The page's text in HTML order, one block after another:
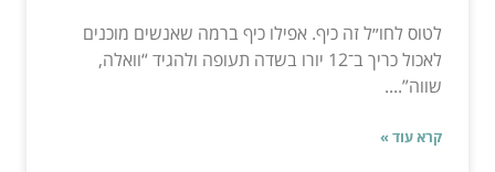
לטוס לחו״ל זה כיף. אפילו כיף ברמה שאנשים מוכנים
לאכול כריך ב־12 יורו בשדה תעופה ולהגיד “וואלה,
שווה”....
קרא עוד »